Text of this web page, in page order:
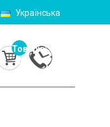
Українська
Товарів:
0
(0.0грн.)